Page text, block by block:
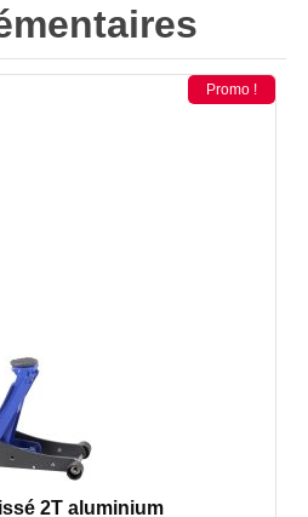
Promo !
2T aluminium